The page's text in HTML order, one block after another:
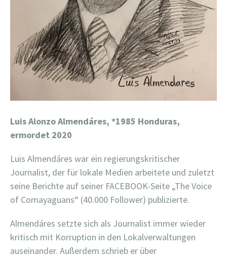
Luis Alonzo Almendáres, *1985 Honduras,
ermordet 2020
Luis Almendáres war ein regierungskritischer
Journalist, der für lokale Medien arbeitete und zuletzt
seine Berichte auf seiner FACEBOOK-Seite „The Voice
of Comayaguans“ (40.000 Follower) publizierte.
Almendáres setzte sich als Journalist immer wieder
kritisch mit Korruption in den Lokalverwaltungen
auseinander. Außerdem schrieb er über